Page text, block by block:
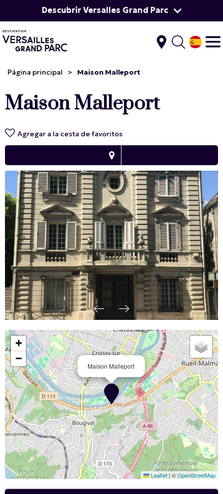
Descubrir Versalles Grand Parc
Página principal > Maison Malleport
Maison Malleport
Agregar a la cesta de favoritos
Maison Malleport
+
−
Leaflet|©OpenStreetMap